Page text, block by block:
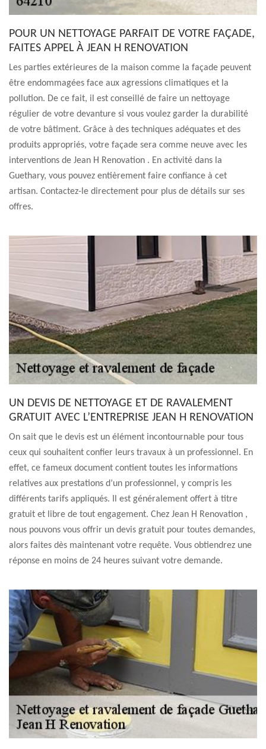
POUR UN NETTOYAGE PARFAIT DE VOTRE FAÇADE,
FAITES APPEL À JEAN H RENOVATION
Les parties extérieures de la maison comme la façade peuvent
être endommagées face aux agressions climatiques et la
pollution. De ce fait, il est conseillé de faire un nettoyage
régulier de votre devanture si vous voulez garder la durabilité
de votre bâtiment. Grâce à des techniques adéquates et des
produits appropriés, votre façade sera comme neuve avec les
interventions de Jean H Renovation . En activité dans la
Guethary, vous pouvez entièrement faire confiance à cet
artisan. Contactez-le directement pour plus de détails sur ses
offres.
UN DEVIS DE NETTOYAGE ET DE RAVALEMENT
GRATUIT AVEC L’ENTREPRISE JEAN H RENOVATION
On sait que le devis est un élément incontournable pour tous
ceux qui souhaitent confier leurs travaux à un professionnel. En
effet, ce fameux document contient toutes les informations
relatives aux prestations d’un professionnel, y compris les
différents tarifs appliqués. Il est généralement offert à titre
gratuit et libre de tout engagement. Chez Jean H Renovation ,
nous pouvons vous offrir un devis gratuit pour toutes demandes,
alors faites dès maintenant votre requête. Vous obtiendrez une
réponse en moins de 24 heures suivant votre demande.